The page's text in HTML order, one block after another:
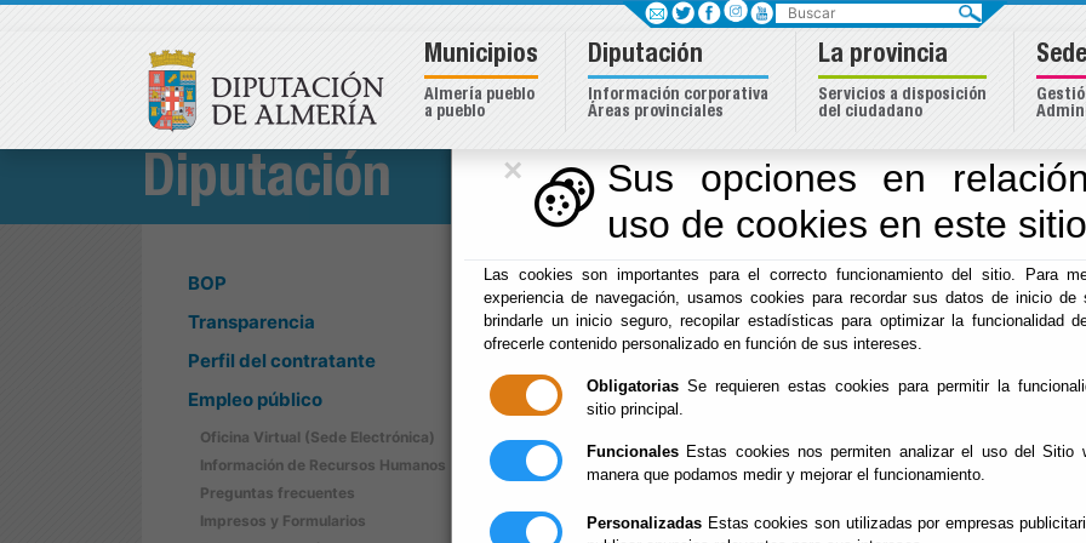
×
Sus opciones en
uso de cookies en este sitio
Las cookies son importantes para el correcto funcionamiento del sitio. Para
experiencia de navegación, usamos cookies para recordar sus datos de inicio de
brindarle un inicio seguro, recopilar estadísticas para optimizar la funcionalidad
ofrecerle contenido personalizado en función de sus intereses.
Obligatorias Se requieren estas cookies para permitir la
sitio principal.
Funcionales Estas cookies nos permiten analizar el uso del Sitio
manera que podamos medir y mejorar el funcionamiento.
Personalizadas Estas cookies son utilizadas por empresas
Diputación
BOP
Transparencia
Perfil del contratante
Empleo público
Oficina Virtual (Sede Electrónica)
Información de Recursos Humanos
Preguntas frecuentes
Impresos y Formularios
Inicio -Diputación - CANAL DE INFORMACIÓN DE
CANAL DE
INFRACCIONES
Escuchar
EsteCanalnace de la obligación legal, establecida por
- posibilitar que la ciudadanía pueda poner en
Buscar
Municipios
Almería pueblo
a pueblo
Diputación
Información corporativa
Áreas provinciales
La provincia
Servicios a disposición
del ciudadano